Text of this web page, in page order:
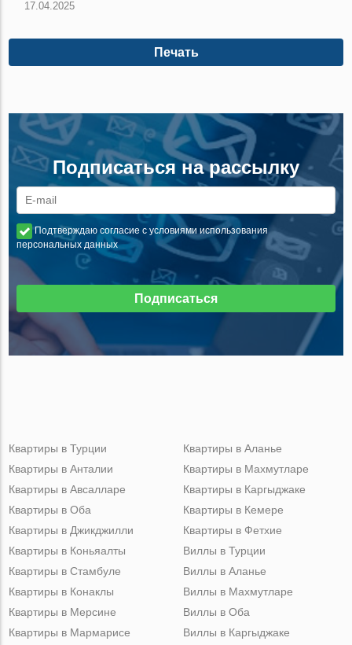
17.04.2025
Печать
Подписаться на рассылку
Подтверждаю согласие с условиями использования
персональных данных
Подписаться
Квартиры в Турции
Квартиры в Анталии
Квартиры в Авсалларе
Квартиры в Оба
Квартиры в Джикджилли
Квартиры в Аланье
Квартиры в Махмутларе
Квартиры в Каргыджаке
Квартиры в Кемере
Квартиры в Фетхие
Квартиры в Коньяалты
Квартиры в Стамбуле
Квартиры в Конаклы
Квартиры в Мерсине
Квартиры в Мармарисе
Виллы в Турции
Виллы в Аланье
Виллы в Махмутларе
Виллы в Оба
Виллы в Каргыджаке